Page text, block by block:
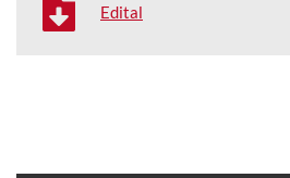
Edital